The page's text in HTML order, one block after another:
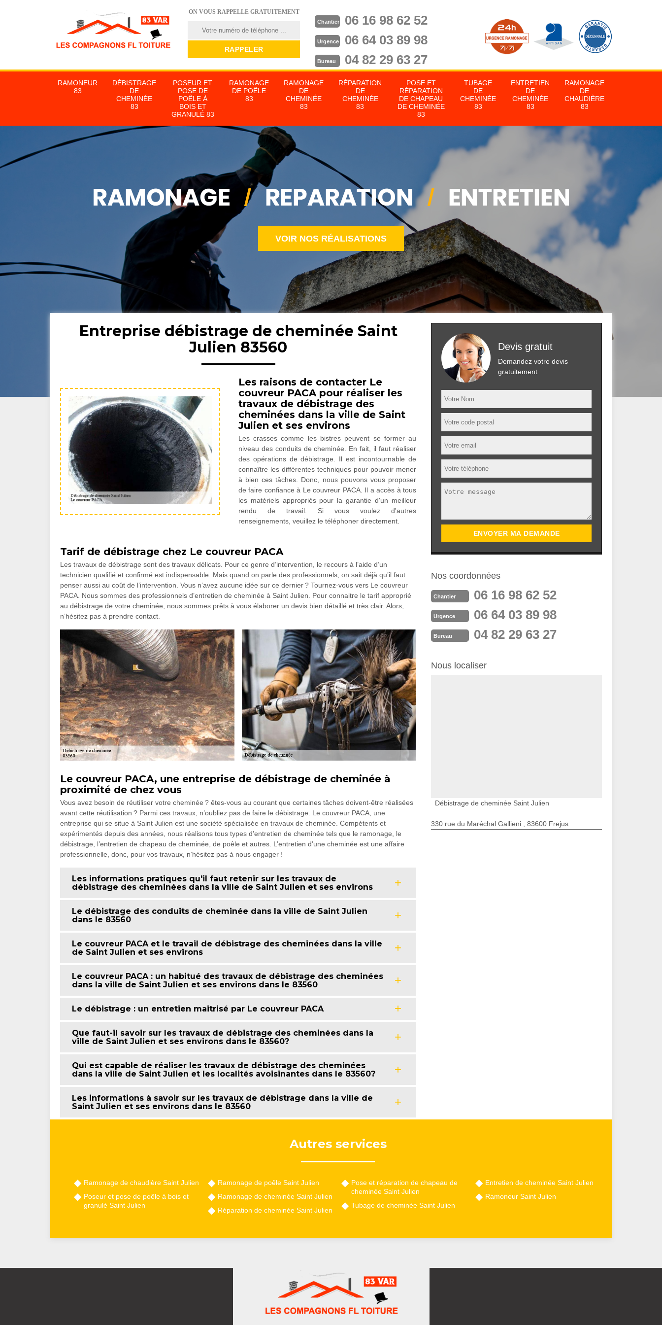
ON VOUS RAPPELLE GRATUITEMENT
Chantier 06 16 98 62 52
Urgence 06 64 03 89 98
Bureau 04 82 29 63 27
RAMONEUR
83
DÉBISTRAGE
DE
CHEMINÉE
83
POSEUR ET
POSE DE
POÊLE À
BOIS ET
GRANULÉ 83
RAMONAGE
DE POÊLE
83
RAMONAGE
DE
CHEMINÉE
83
RÉPARATION
DE
CHEMINÉE
83
POSE ET
RÉPARATION
DE CHAPEAU
DE CHEMINÉE
83
TUBAGE
DE
CHEMINÉE
83
ENTRETIEN
DE
CHEMINÉE
83
RAMONAGE
DE
CHAUDIÈRE
83
VOIR NOS RÉALISATIONS
Entreprise débistrage de cheminée Saint
Julien 83560
Les raisons de contacter Le
couvreur PACA pour réaliser les
travaux de débistrage des
cheminées dans la ville de Saint
Julien et ses environs
Les crasses comme les bistres peuvent se former au
niveau des conduits de cheminée. En fait, il faut réaliser
des opérations de débistrage. Il est incontournable de
connaître les différentes techniques pour pouvoir mener
à bien ces tâches. Donc, nous pouvons vous proposer
de faire confiance à Le couvreur PACA. Il a accès à tous
les matériels appropriés pour la garantie d'un meilleur
rendu de travail. Si vous voulez d'autres
renseignements, veuillez le téléphoner directement.
Tarif de débistrage chez Le couvreur PACA
Les travaux de débistrage sont des travaux délicats. Pour ce genre d’intervention, le recours à l’aide d’un
technicien qualifié et confirmé est indispensable. Mais quand on parle des professionnels, on sait déjà qu’il faut
penser aussi au coût de l’intervention. Vous n’avez aucune idée sur ce dernier ? Tournez-vous vers Le couvreur
PACA. Nous sommes des professionnels d’entretien de cheminée à Saint Julien. Pour connaitre le tarif approprié
au débistrage de votre cheminée, nous sommes prêts à vous élaborer un devis bien détaillé et très clair. Alors,
n’hésitez pas à prendre contact.
Le couvreur PACA, une entreprise de débistrage de cheminée à
proximité de chez vous
Vous avez besoin de réutiliser votre cheminée ? êtes-vous au courant que certaines tâches doivent-être réalisées
avant cette réutilisation ? Parmi ces travaux, n’oubliez pas de faire le débistrage. Le couvreur PACA, une
entreprise qui se situe à Saint Julien est une société spécialisée en travaux de cheminée. Compétents et
expérimentés depuis des années, nous réalisons tous types d’entretien de cheminée tels que le ramonage, le
débistrage, l’entretien de chapeau de cheminée, de poêle et autres. L’entretien d’une cheminée est une affaire
professionnelle, donc, pour vos travaux, n’hésitez pas à nous engager !
Les informations pratiques qu'il faut retenir sur les travaux de
débistrage des cheminées dans la ville de Saint Julien et ses environs
Le débistrage des conduits de cheminée dans la ville de Saint Julien
dans le 83560
Le couvreur PACA et le travail de débistrage des cheminées dans la ville
de Saint Julien et ses environs
Le couvreur PACA : un habitué des travaux de débistrage des cheminées
dans la ville de Saint Julien et ses environs dans le 83560
Le débistrage : un entretien maitrisé par Le couvreur PACA
Que faut-il savoir sur les travaux de débistrage des cheminées dans la
ville de Saint Julien et ses environs dans le 83560?
Qui est capable de réaliser les travaux de débistrage des cheminées
dans la ville de Saint Julien et les localités avoisinantes dans le 83560?
Les informations à savoir sur les travaux de débistrage dans la ville de
Saint Julien et ses environs dans le 83560
Devis gratuit
Demandez votre devis
gratuitement
Nos coordonnées
Chantier 06 16 98 62 52
Urgence 06 64 03 89 98
Bureau 04 82 29 63 27
Nous localiser
Débistrage de cheminée Saint Julien
330 rue du Maréchal Gallieni , 83600 Frejus
Autres services
Ramonage de chaudière Saint Julien
Poseur et pose de poêle à bois et
granulé Saint Julien
Ramonage de poêle Saint Julien
Ramonage de cheminée Saint Julien
Réparation de cheminée Saint Julien
Pose et réparation de chapeau de
cheminée Saint Julien
Tubage de cheminée Saint Julien
Entretien de cheminée Saint Julien
Ramoneur Saint Julien